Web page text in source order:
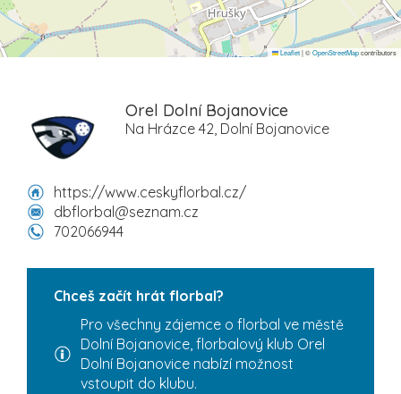
Leaflet|©OpenStreetMapcontributors
Orel Dolní Bojanovice
Na Hrázce 42, Dolní Bojanovice
https://www.ceskyflorbal.cz/
dbflorbal@seznam.cz
702066944
Chceš začít hrát florbal?
Pro všechny zájemce o florbal ve městě
Dolní Bojanovice, florbalový klub Orel
Dolní Bojanovice nabízí možnost
vstoupit do klubu.